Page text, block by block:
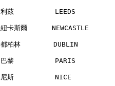
利茲          LEEDS
紐卡斯爾
都柏林        DUBLIN
巴黎          PARIS
尼斯          NICE